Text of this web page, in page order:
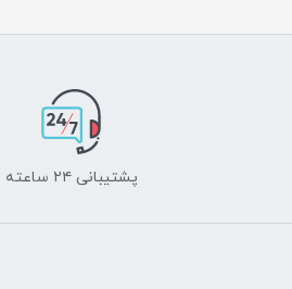
پشتیبانی ۲۴ ساعته